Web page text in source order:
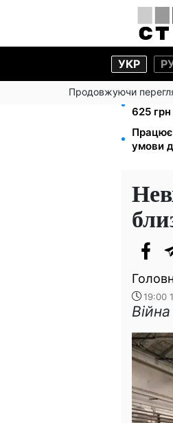
УКР
ПродовжуючиПенсія
625
умови
19:00